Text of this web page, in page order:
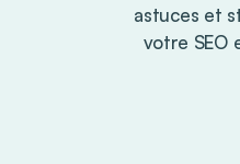
astuces et
votre SEO